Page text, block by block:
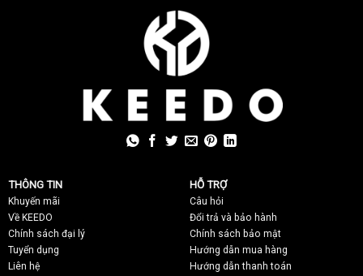
THÔNG TIN
Khuyến mãi
Về KEEDO
Chính sách đại lý
Tuyển dụng
Liên hệ
HỖ TRỢ
Câu hỏi
Đổi trả và bảo hành
Chính sách bảo mật
Hướng dẫn mua hàng
Hướng dẫn thanh toán